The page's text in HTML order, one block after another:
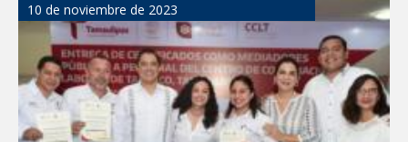
10 de noviembre de 2023